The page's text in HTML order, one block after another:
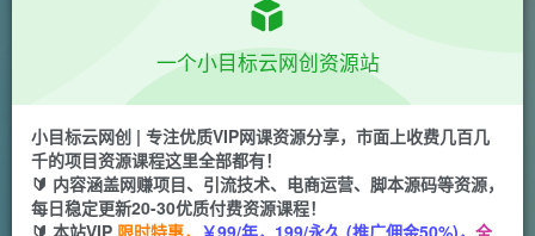
会员免费 正文
（10444期）抖音汤姆猫小游戏3.0版本 ,日入
1000+,无人挂机玩法,小白看一遍就会
一个小目标云网创
2年前发布
关注 私信
一个小目标云网创资源站
小目标云网创 | 专注优质VIP网课资源分享，市面上收费几百几
千的项目资源课程这里全部都有！
🔰 内容涵盖网赚项目、引流技术、电商运营、脚本源码等资源，
每日稳定更新20-30优质付费资源课程！
🔰 本站VIP 限时特惠， ￥99/年，199/永久 (推广佣金50%)， 全